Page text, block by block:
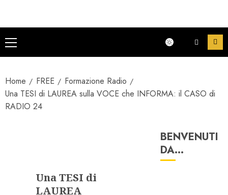
Menu
principale
Home FREE
Formazione Radio
Una TESI di LAUREA sulla VOCE che INFORMA: il CASO di
RADIO 24
Una TESI di
LAUREA
BENVENUTI
DA…